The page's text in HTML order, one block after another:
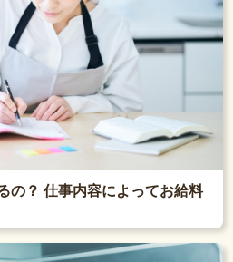
の？ 仕事内容によってお給料